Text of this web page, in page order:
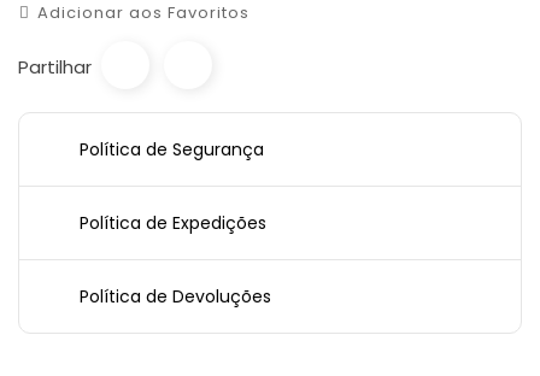
Adicionar aos Favoritos
Partilhar
Política de Segurança
Política de Expedições
Política de Devoluções